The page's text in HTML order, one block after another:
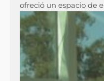
ofreció un espacio de